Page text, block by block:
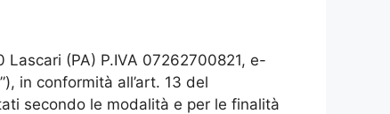
(PA) P.IVA 07262700821, e-
in conformità all’art. 13 del
secondo le modalità e per le finalità